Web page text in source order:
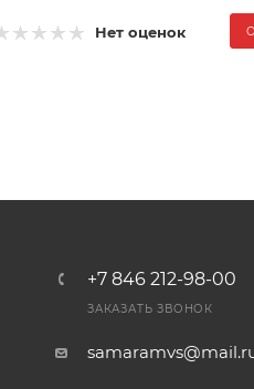
Нет оценок
+7 846 212-98-00
ЗАКАЗАТЬ ЗВОНОК